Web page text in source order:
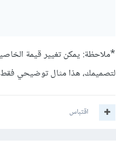
لتصميمك، هذا مثال توضيحي
اقتباس